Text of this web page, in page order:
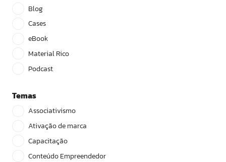
Blog
Cases
eBook
Material Rico
Podcast
Temas
Associativismo
Ativação de marca
Capacitação
Conteúdo Empreendedor